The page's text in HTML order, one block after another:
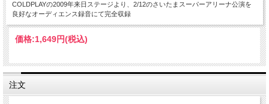
COLDPLAYの2009年来日ステージより、2/12のさいたまスーパーアリーナ公演を
良好なオーディエンス録音にて完全収録
価格:1,649円(税込)
注文